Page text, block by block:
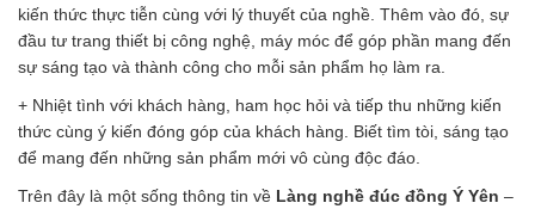
kiến thức thực tiễn cùng với lý thuyết của nghề. Thêm vào đó, sự
đầu tư trang thiết bị công nghệ, máy móc để góp phần mang đến
sự sáng tạo và thành công cho mỗi sản phẩm họ làm ra.
+ Nhiệt tình với khách hàng, ham học hỏi và tiếp thu những kiến
thức cùng ý kiến đóng góp của khách hàng. Biết tìm tòi, sáng tạo
để mang đến những sản phẩm mới vô cùng độc đáo.
Trên đây là một sống thông tin về Làng nghề đúc đồng Ý Yên –